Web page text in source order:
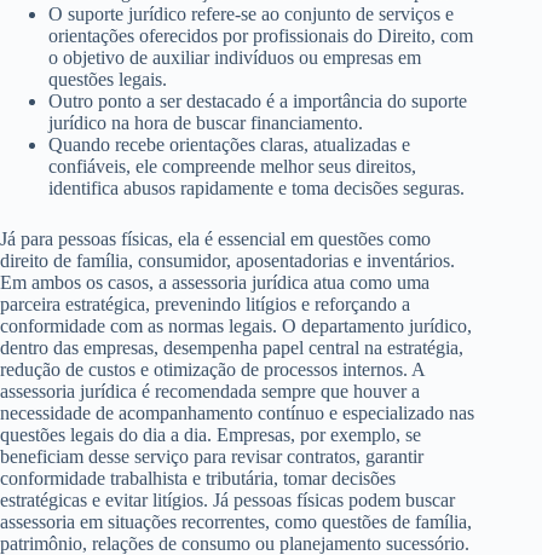
O suporte jurídico refere-se ao conjunto de serviços e
orientações oferecidos por profissionais do Direito, com
o objetivo de auxiliar indivíduos ou empresas em
questões legais.
Outro ponto a ser destacado é a importância do suporte
jurídico na hora de buscar financiamento.
Quando recebe orientações claras, atualizadas e
confiáveis, ele compreende melhor seus direitos,
identifica abusos rapidamente e toma decisões seguras.
Já para pessoas físicas, ela é essencial em questões como
direito de família, consumidor, aposentadorias e inventários.
Em ambos os casos, a assessoria jurídica atua como uma
parceira estratégica, prevenindo litígios e reforçando a
conformidade com as normas legais. O departamento jurídico,
dentro das empresas, desempenha papel central na estratégia,
redução de custos e otimização de processos internos. A
assessoria jurídica é recomendada sempre que houver a
necessidade de acompanhamento contínuo e especializado nas
questões legais do dia a dia. Empresas, por exemplo, se
beneficiam desse serviço para revisar contratos, garantir
conformidade trabalhista e tributária, tomar decisões
estratégicas e evitar litígios. Já pessoas físicas podem buscar
assessoria em situações recorrentes, como questões de família,
patrimônio, relações de consumo ou planejamento sucessório.